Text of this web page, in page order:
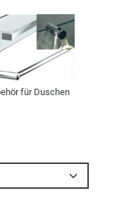
für Duschen